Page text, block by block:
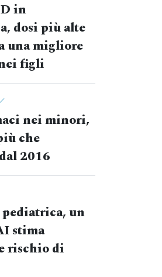
in
dosi più alte
una migliore
figli
nei minori,
che
2016
un
stima
rischio di